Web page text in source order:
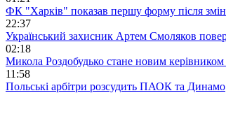
ФК "Харків" показав першу форму після
22:37
Український захисник Артем Смоляков
02:18
Микола Роздобудько стане новим
11:58
Польські арбітри розсудить ПАОК та Динамо